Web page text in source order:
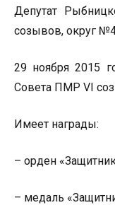
Депутат
созывов, округ
29 ноября 2015
Совета ПМР VI
Имеет награды:
– орден
– медаль